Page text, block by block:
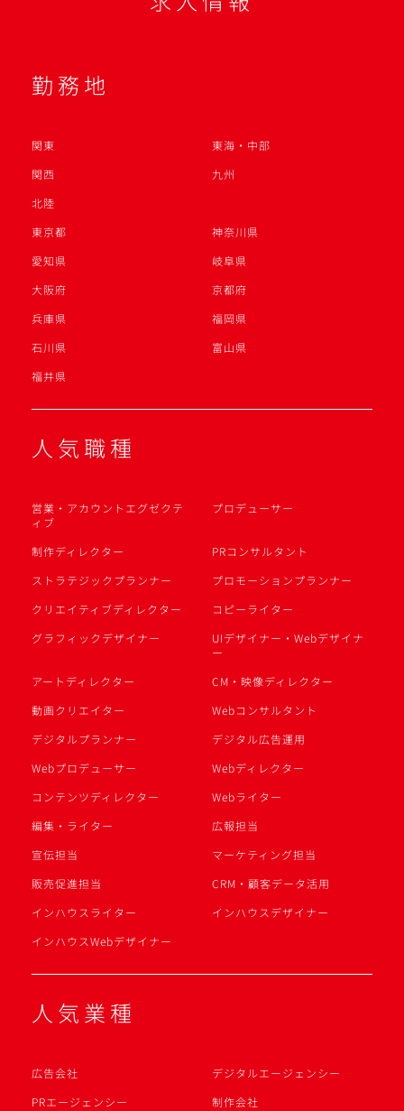
勤務地
関東
東海・中部
関西
九州
北陸
東京都
神奈川県
愛知県
岐阜県
大阪府
京都府
兵庫県
福岡県
石川県
富山県
福井県
人気職種
営業・アカウントエグゼクテ
ィブ
プロデューサー
制作ディレクター
PRコンサルタント
ストラテジックプランナー
プロモーションプランナー
クリエイティブディレクター
コピーライター
グラフィックデザイナー
UIデザイナー・Webデザイナ
ー
アートディレクター
CM・映像ディレクター
動画クリエイター
Webコンサルタント
デジタルプランナー
デジタル広告運用
Webプロデューサー
Webディレクター
コンテンツディレクター
Webライター
編集・ライター
広報担当
宣伝担当
マーケティング担当
販売促進担当
CRM・顧客データ活用
インハウスライター
インハウスデザイナー
インハウスWebデザイナー
人気業種
広告会社
デジタルエージェンシー
PRエージェンシー
制作会社